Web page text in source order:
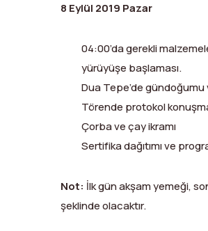
8 Eylül 2019 Pazar
04:00’da gerekli
yürüyüşe başlaması.
Dua Tepe’de
Törende protokol
Çorba ve çay ikramı
Sertifika dağıtımı ve
Not: İlk gün akşam yemeği,
şeklinde olacaktır.